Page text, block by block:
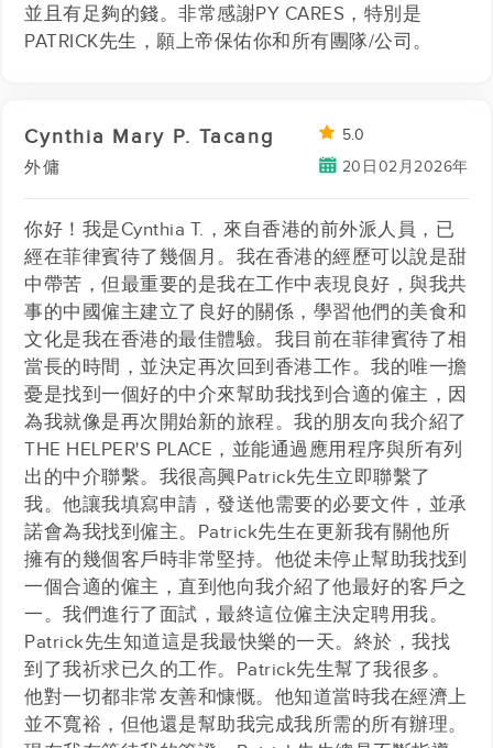
並且有足夠的錢。非常感謝PY CARES，特別是
PATRICK先生，願上帝保佑你和所有團隊/公司。
Cynthia Mary P. Tacang
外傭
5.0
20日02月2026年
你好！我是Cynthia T.，來自香港的前外派人員，已
經在菲律賓待了幾個月。我在香港的經歷可以說是甜
中帶苦，但最重要的是我在工作中表現良好，與我共
事的中國僱主建立了良好的關係，學習他們的美食和
文化是我在香港的最佳體驗。我目前在菲律賓待了相
當長的時間，並決定再次回到香港工作。我的唯一擔
憂是找到一個好的中介來幫助我找到合適的僱主，因
為我就像是再次開始新的旅程。我的朋友向我介紹了
THE HELPER'S PLACE，並能通過應用程序與所有列
出的中介聯繫。我很高興Patrick先生立即聯繫了
我。他讓我填寫申請，發送他需要的必要文件，並承
諾會為我找到僱主。Patrick先生在更新我有關他所
擁有的幾個客戶時非常堅持。他從未停止幫助我找到
一個合適的僱主，直到他向我介紹了他最好的客戶之
一。我們進行了面試，最終這位僱主決定聘用我。
Patrick先生知道這是我最快樂的一天。終於，我找
到了我祈求已久的工作。Patrick先生幫了我很多。
他對一切都非常友善和慷慨。他知道當時我在經濟上
並不寬裕，但他還是幫助我完成我所需的所有辦理。